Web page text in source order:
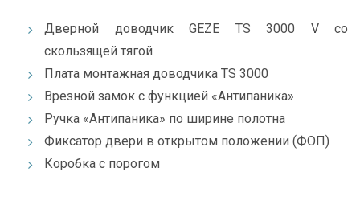
Дверной доводчик GEZE TS 3000 V со
скользящей тягой
Плата монтажная доводчика TS 3000
Врезной замок с функцией «Антипаника»
Ручка «Антипаника» по ширине полотна
Фиксатор двери в открытом положении (ФОП)
Коробка с порогом